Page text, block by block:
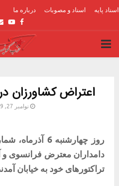
اسناد پایه اسناد و مصوبات درباره ما
PRIMARY
اعتراض کشاورزان
نوامبر 27, 2019
روز چهارشنبه 6
دامداران معترض فرانسوی و
تراکتورهای خود به خیابان